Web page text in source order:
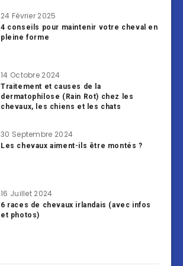
24 Février 2025
4 conseils pour maintenir votre cheval en
pleine forme
14 Octobre 2024
Traitement et causes de la
dermatophilose (Rain Rot) chez les
chevaux, les chiens et les chats
30 Septembre 2024
Les chevaux aiment-ils être montés ?
16 Juillet 2024
6 races de chevaux irlandais (avec infos
et photos)